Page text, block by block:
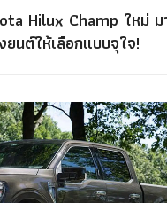
Hilux Champ ใหม่ ม
นต์ให้เลือกแบบจุใจ!